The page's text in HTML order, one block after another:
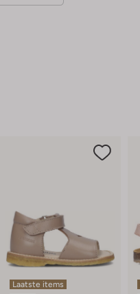
Laatste items